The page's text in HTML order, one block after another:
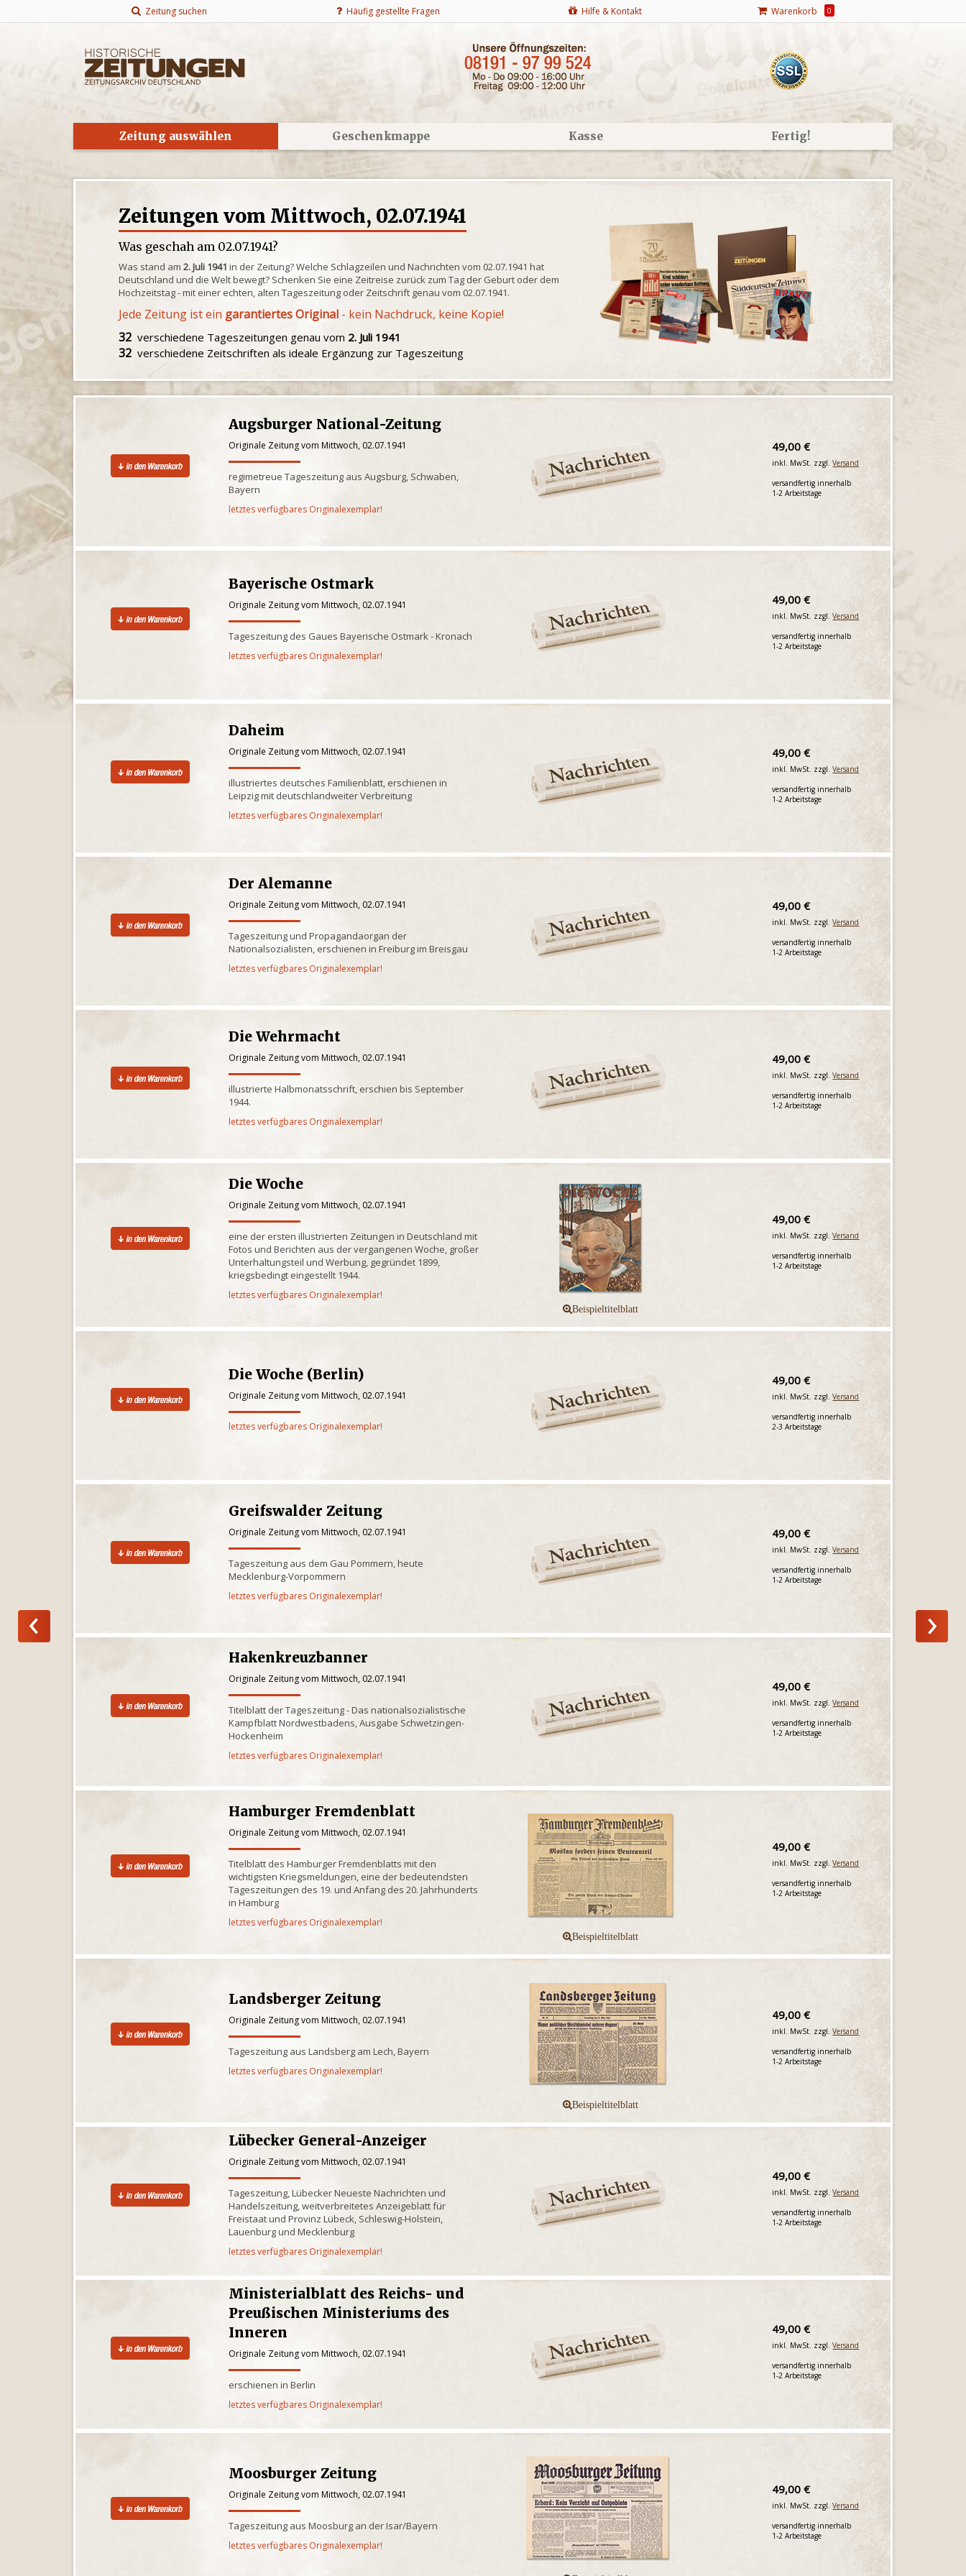
Zeitung suchen Häufig gestellte Fragen Hilfe & Kontakt Warenkorb 0
Zeitung auswählen Geschenkmappe Kasse Fertig!
Zeitungen vom Mittwoch, 02.07.1941
Was geschah am 02.07.1941?
Was stand am2. Juli 1941 in der Zeitung? Welche Schlagzeilen und Nachrichten vom 02.07.1941 hat
Deutschland und die Welt bewegt? Schenken Sie eine Zeitreise zurück zum Tag der Geburt oder dem
Hochzeitstag - mit einer echten, alten Tageszeitung oder Zeitschrift genau vom 02.07.1941.
Jede Zeitung ist ein garantiertes Original - kein Nachdruck, keine Kopie!
32 verschiedene Tageszeitungen genau vom 2. Juli 1941
32 verschiedene Zeitschriften als ideale Ergänzung zur Tageszeitung
Augsburger National-Zeitung
Originale Zeitung vom Mittwoch, 02.07.1941
regimetreue Tageszeitung aus Augsburg, Schwaben,
Bayern
letztes verfügbares Originalexemplar!
49,00 €
inkl. MwSt. zzgl.Versand
versandfertig innerhalb
1-2 Arbeitstage
Bayerische Ostmark
Originale Zeitung vom Mittwoch, 02.07.1941
Tageszeitung des Gaues Bayerische Ostmark - Kronach
letztes verfügbares Originalexemplar!
49,00 €
inkl. MwSt. zzgl.Versand
versandfertig innerhalb
1-2 Arbeitstage
Daheim
Originale Zeitung vom Mittwoch, 02.07.1941
illustriertes deutsches Familienblatt, erschienen in
Leipzig mit deutschlandweiter Verbreitung
letztes verfügbares Originalexemplar!
49,00 €
inkl. MwSt. zzgl.Versand
versandfertig innerhalb
1-2 Arbeitstage
Der Alemanne
Originale Zeitung vom Mittwoch, 02.07.1941
Tageszeitung und Propagandaorgan der
Nationalsozialisten, erschienen in Freiburg im Breisgau
letztes verfügbares Originalexemplar!
49,00 €
inkl. MwSt. zzgl.Versand
versandfertig innerhalb
1-2 Arbeitstage
Die Wehrmacht
Originale Zeitung vom Mittwoch, 02.07.1941
illustrierte Halbmonatsschrift, erschien bis September
1944.
letztes verfügbares Originalexemplar!
49,00 €
inkl. MwSt. zzgl.Versand
versandfertig innerhalb
1-2 Arbeitstage
Die Woche
Originale Zeitung vom Mittwoch, 02.07.1941
eine der ersten illustrierten Zeitungen in Deutschland mit
Fotos und Berichten aus der vergangenen Woche, großer
Unterhaltungsteil und Werbung, gegründet 1899,
kriegsbedingt eingestellt 1944.
letztes verfügbares Originalexemplar!
49,00 €
inkl. MwSt. zzgl.Versand
versandfertig innerhalb
1-2 Arbeitstage
Die Woche (Berlin)
Originale Zeitung vom Mittwoch, 02.07.1941
letztes verfügbares Originalexemplar!
49,00 €
inkl. MwSt. zzgl.Versand
versandfertig innerhalb
2-3 Arbeitstage
Greifswalder Zeitung
Originale Zeitung vom Mittwoch, 02.07.1941
Tageszeitung aus dem Gau Pommern, heute
Mecklenburg-Vorpommern
letztes verfügbares Originalexemplar!
49,00 €
inkl. MwSt. zzgl.Versand
versandfertig innerhalb
1-2 Arbeitstage
Hakenkreuzbanner
Originale Zeitung vom Mittwoch, 02.07.1941
Titelblatt der Tageszeitung - Das nationalsozialistische
Kampfblatt Nordwestbadens, Ausgabe Schwetzingen-
Hockenheim
letztes verfügbares Originalexemplar!
49,00 €
inkl. MwSt. zzgl.Versand
versandfertig innerhalb
1-2 Arbeitstage
Hamburger Fremdenblatt
Originale Zeitung vom Mittwoch, 02.07.1941
Titelblatt des Hamburger Fremdenblatts mit den
wichtigsten Kriegsmeldungen, eine der bedeutendsten
Tageszeitungen des 19. und Anfang des 20. Jahrhunderts
in Hamburg
letztes verfügbares Originalexemplar!
49,00 €
inkl. MwSt. zzgl.Versand
versandfertig innerhalb
1-2 Arbeitstage
Landsberger Zeitung
Originale Zeitung vom Mittwoch, 02.07.1941
Tageszeitung aus Landsberg am Lech, Bayern
letztes verfügbares Originalexemplar!
49,00 €
inkl. MwSt. zzgl.Versand
versandfertig innerhalb
1-2 Arbeitstage
Lübecker General-Anzeiger
Originale Zeitung vom Mittwoch, 02.07.1941
Tageszeitung, Lübecker Neueste Nachrichten und
Handelszeitung, weitverbreitetes Anzeigeblatt für
Freistaat und Provinz Lübeck, Schleswig-Holstein,
Lauenburg und Mecklenburg
letztes verfügbares Originalexemplar!
49,00 €
inkl. MwSt. zzgl.Versand
versandfertig innerhalb
1-2 Arbeitstage
Ministerialblatt des Reichs- und
Preußischen Ministeriums des
Inneren
Originale Zeitung vom Mittwoch, 02.07.1941
erschienen in Berlin
letztes verfügbares Originalexemplar!
49,00 €
inkl. MwSt. zzgl.Versand
versandfertig innerhalb
1-2 Arbeitstage
Moosburger Zeitung
Originale Zeitung vom Mittwoch, 02.07.1941
Tageszeitung aus Moosburg an der Isar/Bayern
letztes verfügbares Originalexemplar!
49,00 €
inkl. MwSt. zzgl.Versand
versandfertig innerhalb
1-2 Arbeitstage